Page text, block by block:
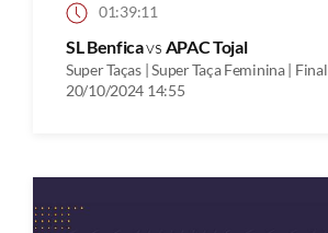
01:39:11
SL Benficavs APAC Tojal
Super Taças | Super Taça Feminina | Final
20/10/2024 14:55